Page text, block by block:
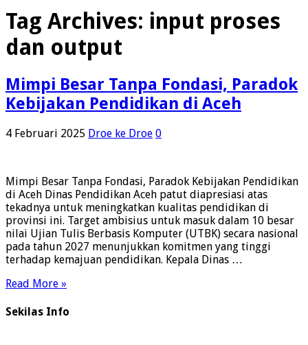
Tag Archives: input proses
dan output
Mimpi Besar Tanpa Fondasi, Paradok
Kebijakan Pendidikan di Aceh
4 Februari 2025 Droe ke Droe 0
Mimpi Besar Tanpa Fondasi, Paradok Kebijakan Pendidikan
di Aceh Dinas Pendidikan Aceh patut diapresiasi atas
tekadnya untuk meningkatkan kualitas pendidikan di
provinsi ini. Target ambisius untuk masuk dalam 10 besar
nilai Ujian Tulis Berbasis Komputer (UTBK) secara nasional
pada tahun 2027 menunjukkan komitmen yang tinggi
terhadap kemajuan pendidikan. Kepala Dinas …
Read More »
Sekilas Info